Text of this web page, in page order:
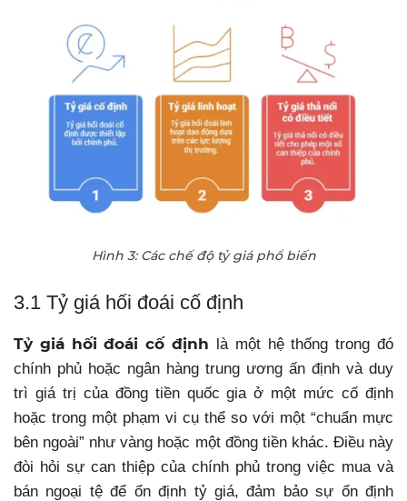
Hình 3: Các chế độ tỷ giá phổ biến
3.1 Tỷ giá hối đoái cố định
Tỷ giá hối đoái cố định là một hệ thống trong đó
chính phủ hoặc ngân hàng trung ương ấn định và duy
trì giá trị của đồng tiền quốc gia ở một mức cố định
hoặc trong một phạm vi cụ thể so với một “chuẩn mực
bên ngoài” như vàng hoặc một đồng tiền khác. Điều này
đòi hỏi sự can thiệp của chính phủ trong việc mua và
bán ngoại tệ để ổn định tỷ giá, đảm bảo sự ổn định